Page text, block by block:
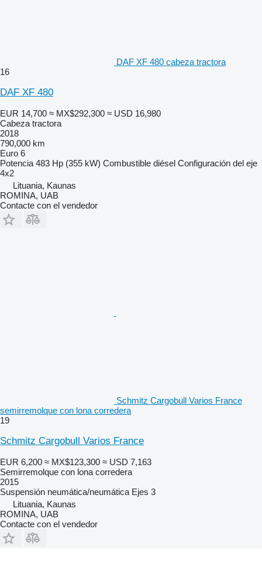
DAF XF 480 cabeza tractora
16
DAF XF 480
EUR 14,700 ≈ MX$292,300 ≈ USD 16,980
Cabeza tractora
2018
790,000 km
Euro 6
Potencia 483 Hp (355 kW) Combustible diésel Configuración del eje
4x2
Lituania, Kaunas
ROMINA, UAB
Contacte con el vendedor
Schmitz Cargobull Varios France
semirremolque con lona corredera
19
Schmitz Cargobull Varios France
EUR 6,200 ≈ MX$123,300 ≈ USD 7,163
Semirremolque con lona corredera
2015
Suspensión neumática/neumática Ejes 3
Lituania, Kaunas
ROMINA, UAB
Contacte con el vendedor